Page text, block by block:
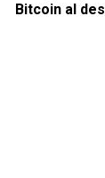
Bitcoin al